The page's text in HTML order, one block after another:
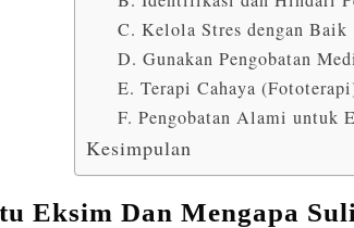
C. Kelola Stres dengan Baik
D. Gunakan Pengobatan
E. Terapi Cahaya
F. Pengobatan Alami untuk
Kesimpulan
Eksim Dan Mengapa